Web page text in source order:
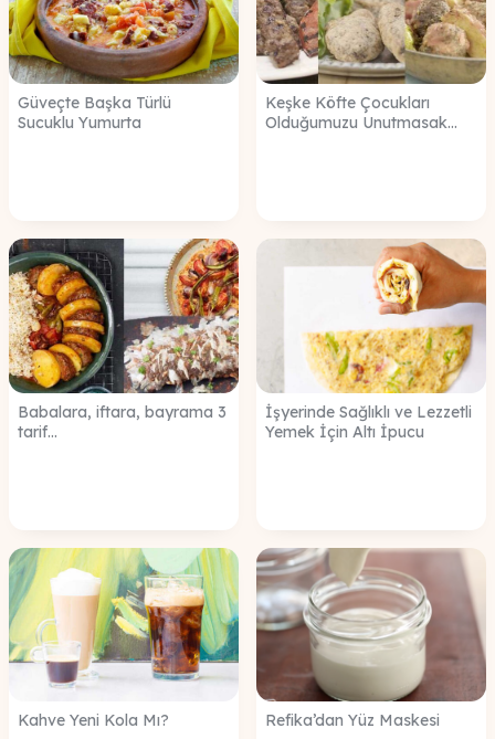
Güveçte Başka Türlü
Sucuklu Yumurta
Keşke Köfte Çocukları
Olduğumuzu Unutmasak...
Babalara, iftara, bayrama 3
tarif...
İşyerinde Sağlıklı ve Lezzetli
Yemek İçin Altı İpucu
Kahve Yeni Kola Mı? Refika’dan Yüz Maskesi